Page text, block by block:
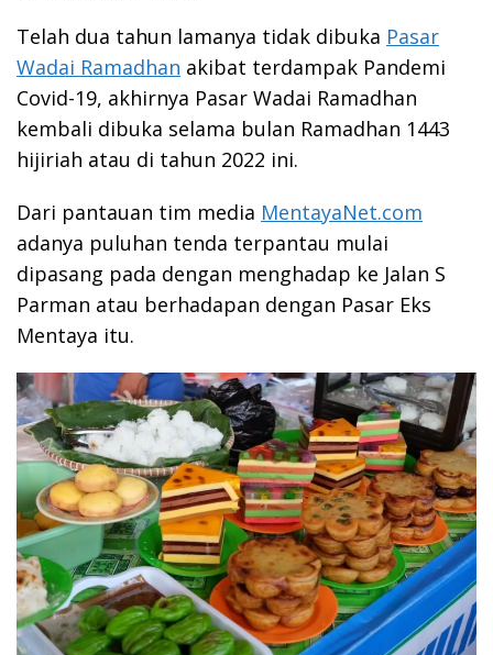
Telah dua tahun lamanya tidak dibuka Pasar
Wadai Ramadhan akibat terdampak Pandemi
Covid-19, akhirnya Pasar Wadai Ramadhan
kembali dibuka selama bulan Ramadhan 1443
hijiriah atau di tahun 2022 ini.
Dari pantauan tim media MentayaNet.com
adanya puluhan tenda terpantau mulai
dipasang pada dengan menghadap ke Jalan S
Parman atau berhadapan dengan Pasar Eks
Mentaya itu.